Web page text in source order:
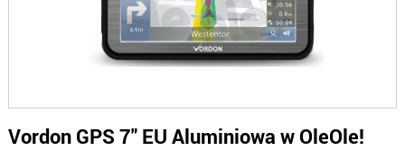
Vordon GPS 7" EU Aluminiowa w OleOle!